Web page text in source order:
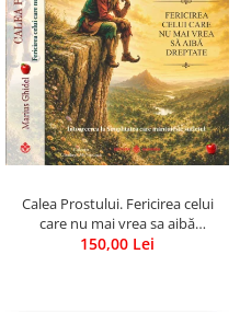
Calea Prostului. Fericirea celui
care nu mai vrea sa aibă
dreptate - Intoarcerea la
150,00 Lei